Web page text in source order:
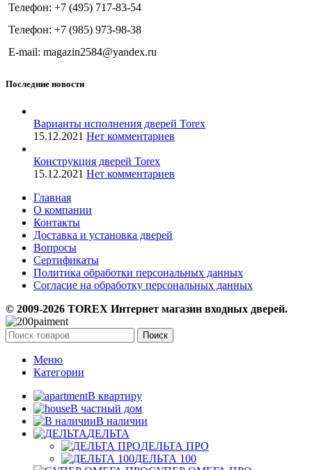
Телефон: +7 (495) 717-83-54
Телефон: +7 (985) 973-98-38
E-mail: magazin2584@yandex.ru
Последние новости
Варианты исполнения дверей Torex
15.12.2021 Нет комментариев
Конструкция дверей Torex
15.12.2021 Нет комментариев
Главная
О компании
Контакты
Доставка и установка дверей
Вопросы
Сертификаты
Политика обработки персональных данных
Согласие на обработку персональных данных
© 2009-2026 TOREX Интернет магазин входных дверей.
Поиск
Меню
Категории
В квартиру
В частный дом
В наличии
ДЕЛЬТА
ДЕЛЬТА ПРО
ДЕЛЬТА 100